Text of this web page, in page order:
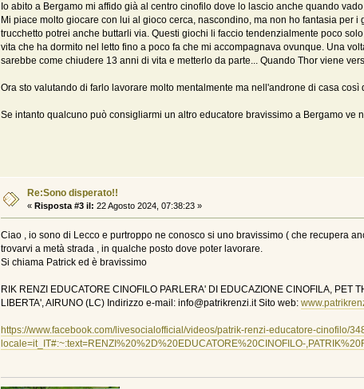
Io abito a Bergamo mi affido già al centro cinofilo dove lo lascio anche quando
Mi piace molto giocare con lui al gioco cerca, nascondino, ma non ho fantasia per
trucchetto potrei anche buttarli via. Questi giochi li faccio tendenzialmente poco
vita che ha dormito nel letto fino a poco fa che mi accompagnava ovunque. Una
sarebbe come chiudere 13 anni di vita e metterlo da parte... Quando Thor viene
Ora sto valutando di farlo lavorare molto mentalmente ma nell'androne di casa
Se intanto qualcuno può consigliarmi un altro educatore bravissimo a Bergamo ve
Re:Sono disperato!!
« Risposta #3 il: 22 Agosto 2024, 07:38:23 »
Ciao , io sono di Lecco e purtroppo ne conosco si uno bravissimo ( che recupera
trovarvi a metà strada , in qualche posto dove poter lavorare.
Si chiama Patrick ed è bravissimo
RIK RENZI EDUCATORE CINOFILO PARLERA' DI EDUCAZIONE CINOFILA,
LIBERTA', AIRUNO (LC) Indirizzo e-mail: info@patrikrenzi.it Sito web:
https://www.facebook.com/livesocialofficial/videos/patrik-renzi-educatore-cinofilo/
locale=it_IT#:~:text=RENZI%20%2D%20EDUCATORE%20CINOFILO-